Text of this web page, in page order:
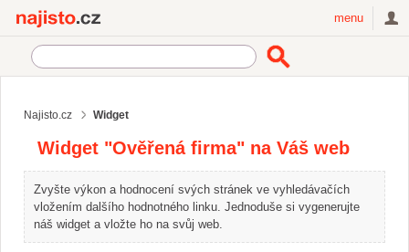
menu
Najisto.cz Widget
Widget "Ověřená firma" na Váš web
Zvyšte výkon a hodnocení svých stránek ve vyhledávačích
vložením dalšího hodnotného linku. Jednoduše si vygenerujte
náš widget a vložte ho na svůj web.